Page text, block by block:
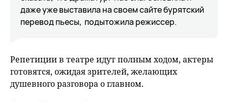
даже уже выставила на своем сайте бурятский
перевод пьесы, ­ подытожила режиссер.
Репетиции в театре идут полным ходом, актеры
готовятся, ожидая зрителей, желающих
душевного разговора о главном.